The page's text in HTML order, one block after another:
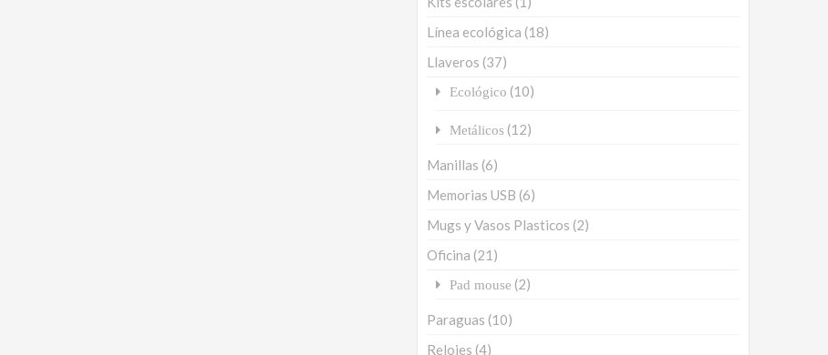
Línea ecológica (18)
Llaveros (37)
Ecológico (10)
Metálicos (12)
Manillas (6)
Memorias USB (6)
Mugs y Vasos Plasticos (2)
Oficina (21)
Pad mouse (2)
Paraguas (10)
Relojes (4)